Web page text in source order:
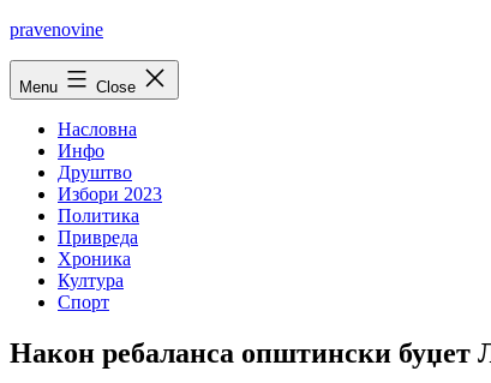
Skip
pravenovine
Menu Close
Насловна
Инфо
Друштво
Избори 2023
Политика
Привреда
Хроника
Култура
Спорт
Након ребаланса општински буџет